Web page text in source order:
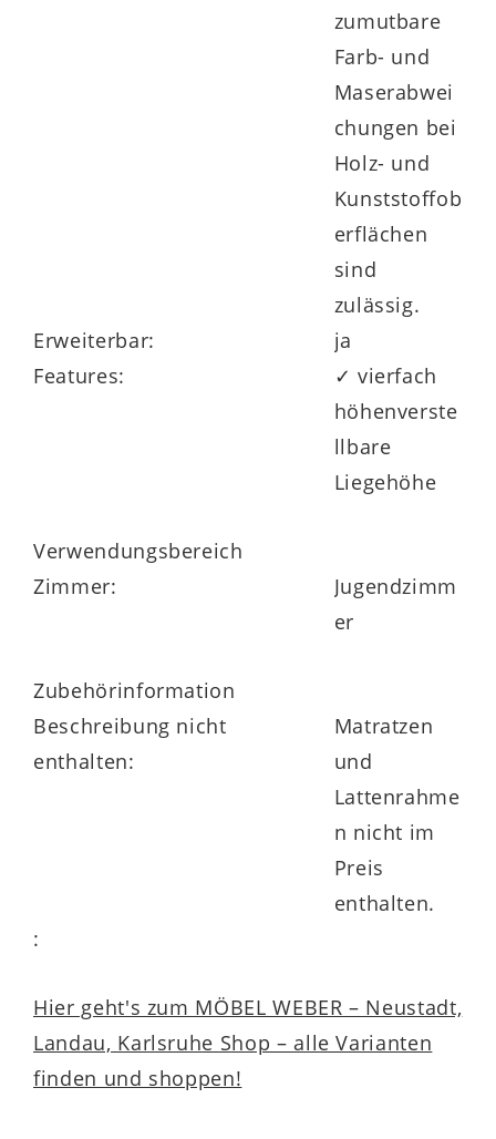
zumutbare
Farb- und
Maserabwei
chungen bei
Holz- und
Kunststoffob
erflächen
sind
zulässig.
Erweiterbar:
ja
Features:
✓ vierfach
höhenverste
llbare
Liegehöhe
Verwendungsbereich
Zimmer:
Jugendzimm
er
Zubehörinformation
Beschreibung nicht
enthalten:
Matratzen
und
Lattenrahme
n nicht im
Preis
enthalten.
:
Hier geht's zum MÖBEL WEBER – Neustadt,
Landau, Karlsruhe Shop – alle Varianten
finden und shoppen!